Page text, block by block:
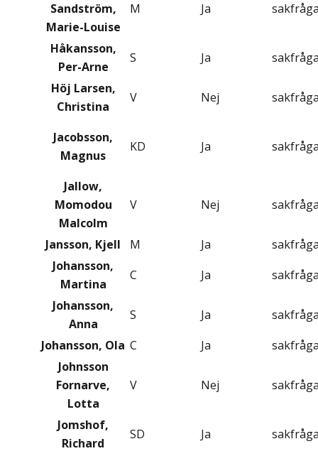
Sandström,
Marie-Louise
M Ja
Håkansson,
Per-Arne
S Ja
Höj Larsen,
Christina
V Nej
Jacobsson,
Magnus
KD Ja
Jallow,
Momodou
Malcolm
V Nej
Jansson, Kjell M Ja
Johansson,
Martina
C Ja
Johansson,
Anna
S Ja
Johansson, Ola C Ja
Johnsson
Fornarve,
Lotta
V Nej
Jomshof,
Richard
SD Ja